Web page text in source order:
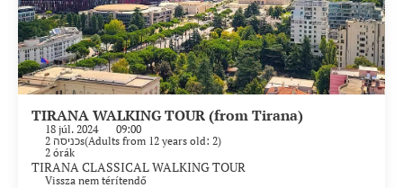
TIRANA WALKING TOUR (from Tirana)
18 júl. 2024
09:00
2 כניסהs(Adults from 12 years old: 2)
2 órák
TIRANA CLASSICAL WALKING TOUR
Vissza nem térítendő